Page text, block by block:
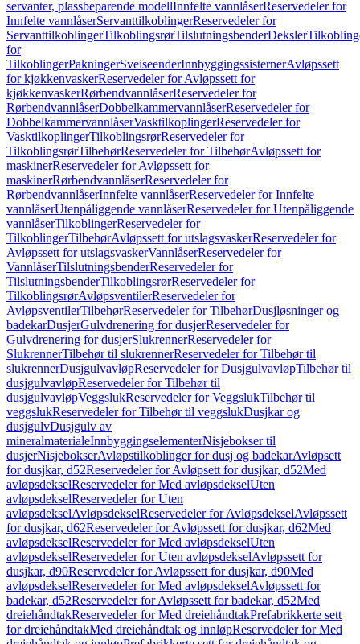
servanter, plassbeparende modellInnfelte vannlåserReservedeler for
Innfelte vannlåserServanttilkoblingerReservedeler for
ServanttilkoblingerTilkoblingsrørTilslutningsbenderDeksler
for
TilkoblingerPakningerSveiseenderInnbyggingssisternerAvløpssett
for kjøkkenvaskerReservedeler for Avløpssett for
kjøkkenvaskerRørbendvannlåserReservedeler for
RørbendvannlåserDobbelkammervannlåserReservedeler for
DobbelkammervannlåserVasktilkoplingerReservedeler for
VasktilkoplingerTilkoblingsrørReservedeler for
TilkoblingsrørTilbehørReservedeler for TilbehørAvløpssett for
maskinerReservedeler for Avløpssett for
maskinerRørbendvannlåserReservedeler for
RørbendvannlåserInnfelte vannlåserReservedeler for Innfelte
vannlåserUtenpåliggende vannlåserReservedeler for Utenpåliggende
vannlåserTilkoblingerReservedeler for
TilkoblingerTilbehørAvløpssett for utslagsvaskerReservedeler for
Avløpssett for utslagsvaskerVannlåserReservedeler for
VannlåserTilslutningsbenderReservedeler for
TilslutningsbenderTilkoblingsrørReservedeler for
TilkoblingsrørAvløpsventilerReservedeler for
AvløpsventilerTilbehørReservedeler for TilbehørDusjløsninger og
badekarDusjerGulvdrenering for dusjerReservedeler for
Gulvdrenering for dusjerSlukrennerReservedeler for
SlukrennerTilbehør til slukrennerReservedeler for Tilbehør til
slukrennerDusjgulvavløpReservedeler for DusjgulvavløpTilbehør til
dusjgulvavløpReservedeler for Tilbehør til
dusjgulvavløpVeggslukReservedeler for VeggslukTilbehør til
veggslukReservedeler for Tilbehør til veggslukDusjkar og
dusjgulvDusjgulv av
mineralmaterialeInnbyggingselementerNisjebokser til
dusjerNisjebokserAvløpstilkoblinger for dusj og badekarAvløpsett
for dusjkar, d52Reservedeler for Avløpsett for dusjkar, d52Med
avløpsdekselReservedeler for Med avløpsdekselUten
avløpsdekselReservedeler for Uten
avløpsdekselAvløpsdekselReservedeler for AvløpsdekselAvløpssett
for dusjkar, d62Reservedeler for Avløpssett for dusjkar, d62Med
avløpsdekselReservedeler for Med avløpsdekselUten
avløpsdekselReservedeler for Uten avløpsdekselAvløpssett for
dusjkar, d90Reservedeler for Avløpssett for dusjkar, d90Med
avløpsdekselReservedeler for Med avløpsdekselAvløpssett for
badekar, d52Reservedeler for Avløpssett for badekar, d52Med
dreiehåndtakReservedeler for Med dreiehåndtakPrefabrikkerte sett
for dreiehåndtakMed dreiehåndtak og innløpReservedeler for Med